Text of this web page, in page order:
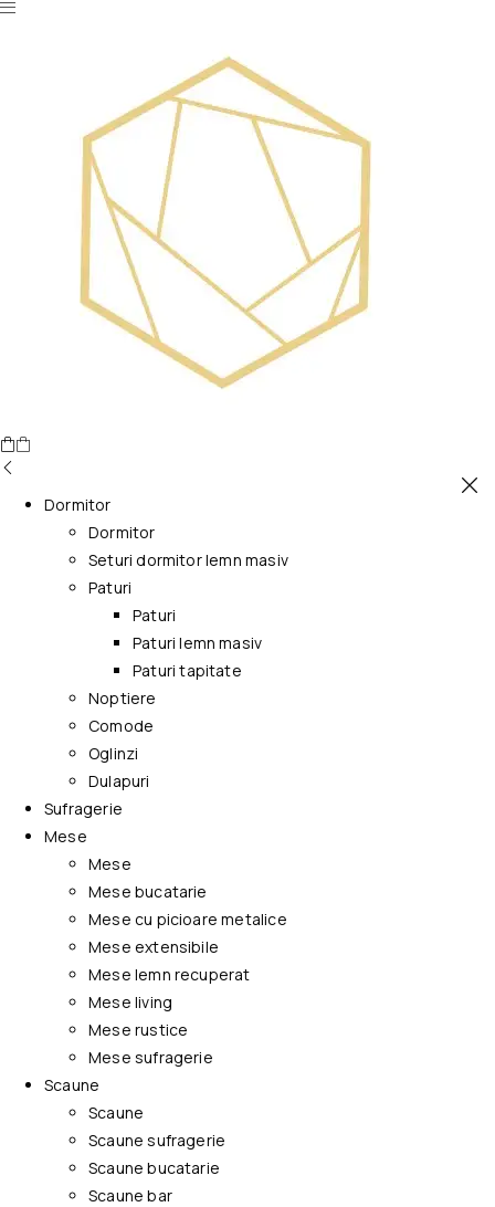
Dormitor
Dormitor
Seturi dormitor lemn masiv
Paturi
Paturi
Paturi lemn masiv
Paturi tapitate
Noptiere
Comode
Oglinzi
Dulapuri
Sufragerie
Mese
Mese
Mese bucatarie
Mese cu picioare metalice
Mese extensibile
Mese lemn recuperat
Mese living
Mese rustice
Mese sufragerie
Scaune
Scaune
Scaune sufragerie
Scaune bucatarie
Scaune bar